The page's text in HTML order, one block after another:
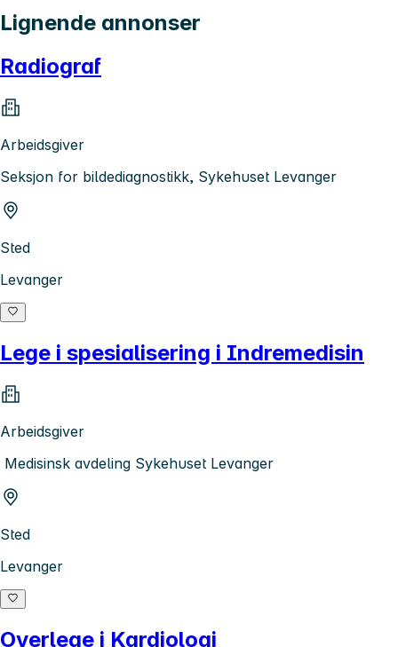
Lignende annonser
Radiograf
Arbeidsgiver
Seksjon for bildediagnostikk, Sykehuset Levanger
Sted
Levanger
Lege i spesialisering i Indremedisin
Arbeidsgiver
Medisinsk avdeling Sykehuset Levanger
Sted
Levanger
Overlege i Kardiologi